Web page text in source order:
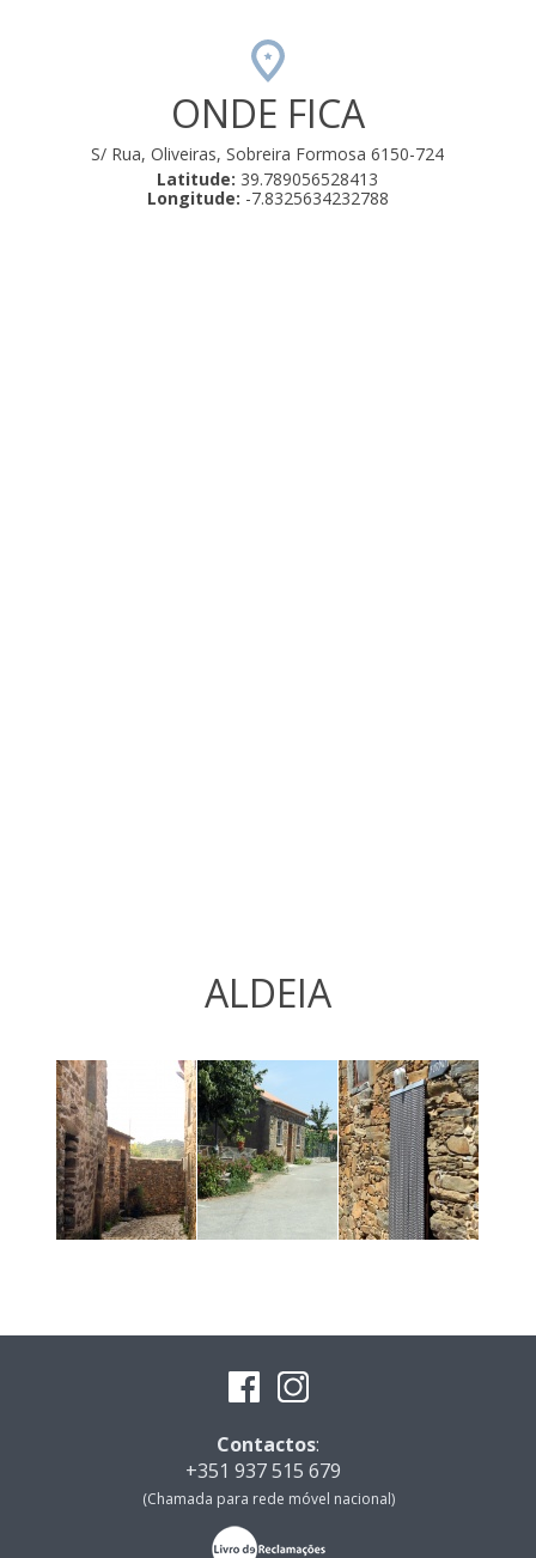
ONDE FICA
S/ Rua, Oliveiras, Sobreira Formosa 6150-724
Latitude: 39.789056528413
Longitude: -7.8325634232788
ALDEIA
Contactos:
+351 937 515 679
(Chamada para rede móvel nacional)